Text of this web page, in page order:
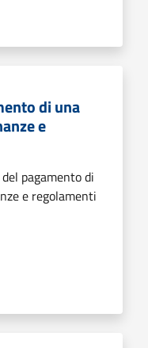
di una
e
pagamento di
e regolamenti